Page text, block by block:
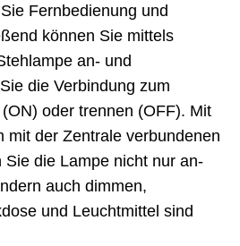
Fernbedienung und
können Sie mittels
an- und
die Verbindung zum
oder trennen (OFF). Mit
mit der Zentrale verbundenen
Sie die Lampe nicht nur an-
auch dimmen,
und Leuchtmittel sind